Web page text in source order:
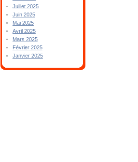
Juillet 2025
Juin 2025
Mai 2025
Avril 2025
Mars 2025
Février 2025
Janvier 2025